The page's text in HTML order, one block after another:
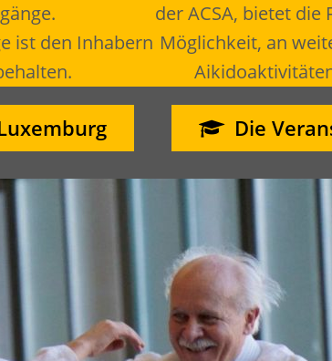
ist den Inhabern
der ACSA, bietet die
Möglichkeit, an
Die